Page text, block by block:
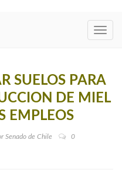
SUELOS PARA
DE MIEL
EMPLEOS
Senado de Chile
0